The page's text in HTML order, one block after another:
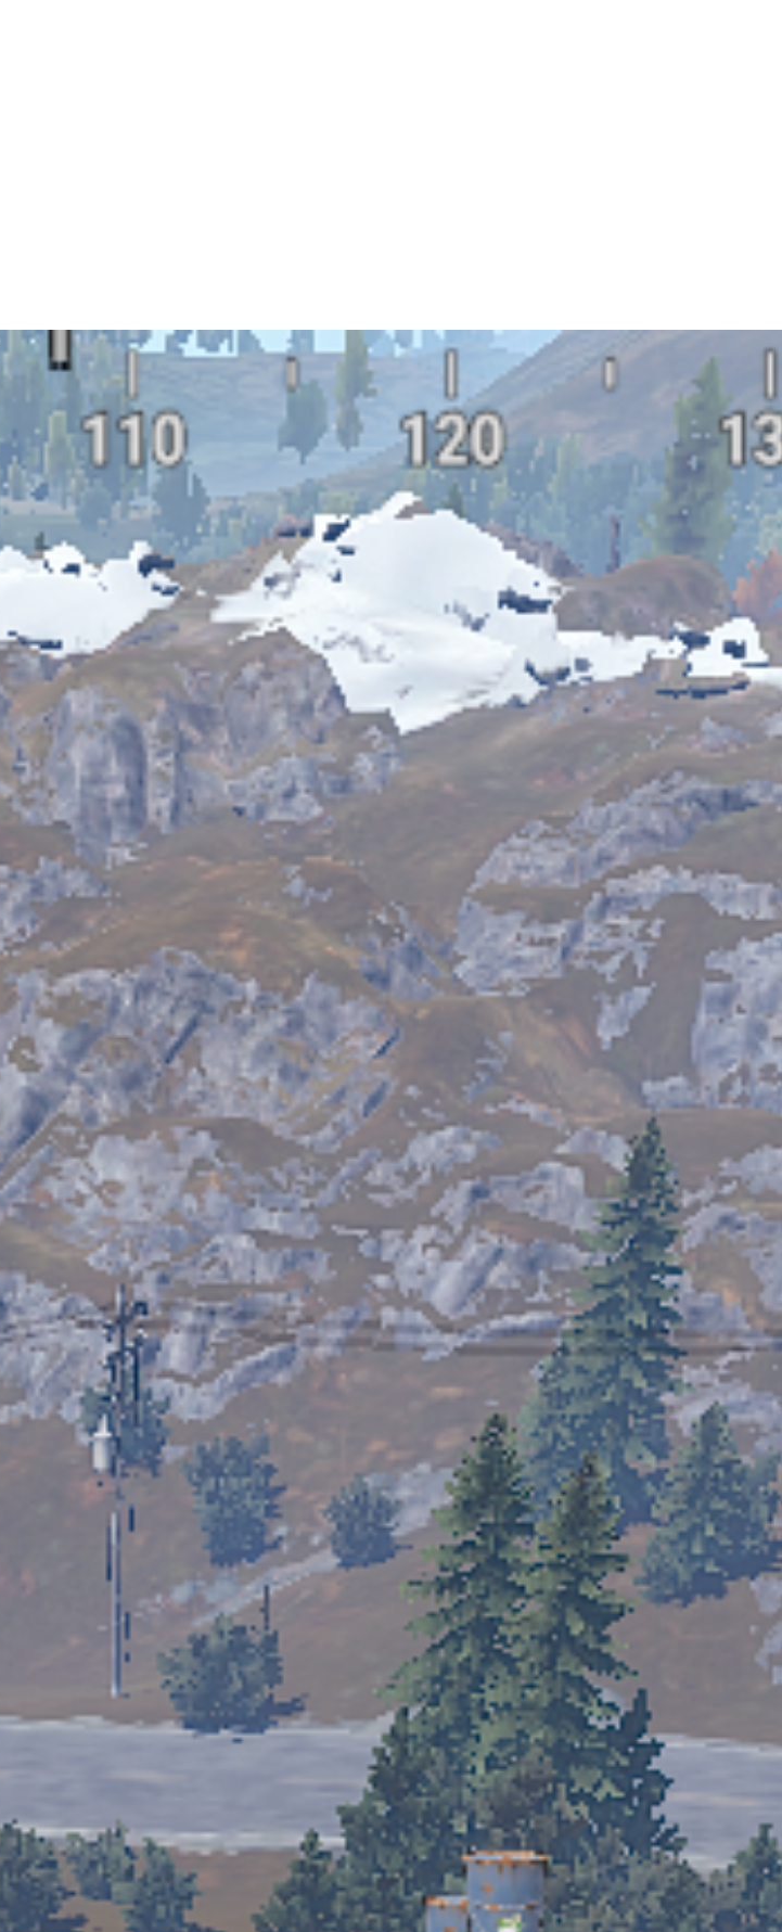
к тактическому превосходству. В комплекте идет умный Aimbot с кастомизацией под любое
подавления отдачи (No Recoil) для идеальной стрельбы. Наш софт полностью undetected и
Покупайте Vengeance Lite в магазине Industries Cheat — мы гарантируем безопасность, мгновенную